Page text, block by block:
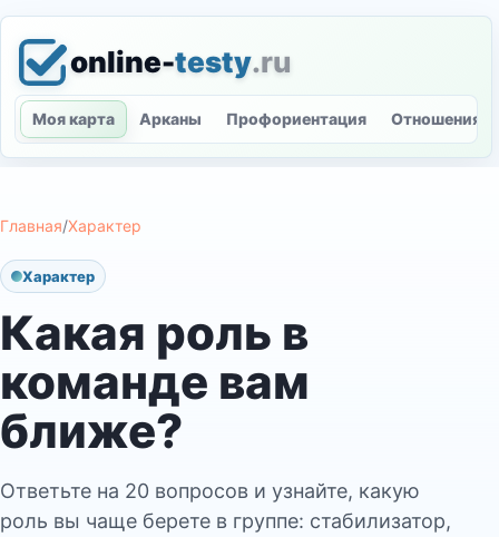
online-testy.ru
Моя карта Арканы Профориентация Отношения
Главная/Характер
Характер
Какая роль в
команде вам
ближе?
Ответьте на 20 вопросов и узнайте, какую
роль вы чаще берете в группе: стабилизатор,